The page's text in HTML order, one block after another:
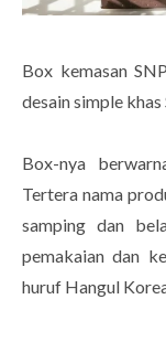
Box kemasan
desain simple khas
Box-nya
Tertera nama
samping dan
pemakaian dan
huruf Hangul